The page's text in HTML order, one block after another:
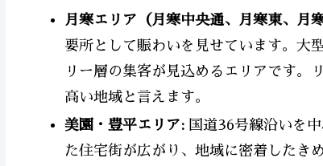
月寒エリア（月寒中央通、月寒東、月
要所として賑わいを見せています。大
リー層の集客が見込めるエリアです。
高い地域と言えます。
美園・豊平エリア: 国道36号線沿いを
た住宅街が広がり、地域に密着したき